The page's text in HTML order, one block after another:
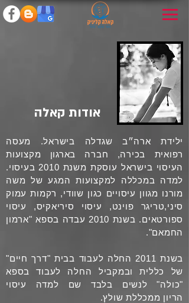
אודות קאלה
ילידת ארה״ב שגדלה בישראל. מעסה
רפואית בכירה, חברה בארגון מקצועות
העיסוי בישראל עוסקת משנת 2010 בעיסוי.
למדה במכללה למקצועות המגע של משה
מורנו מגוון עיסויים כגון שוודי, רקמות עמוק
סיני,טריגר פוינט, עיסוי סיריאקיס, עיסוי
ספורטאים. בשנת 2010 עבדה בספא "ארמון
החמאם".
בשנת 2011 החלה לעבוד בבית "דרך חיים"
של כללית ובמקביל החלה לעבוד בספא
"כולה" לנשים בלבד שם למדה עיסוי
הריון ממכללת שולץ.